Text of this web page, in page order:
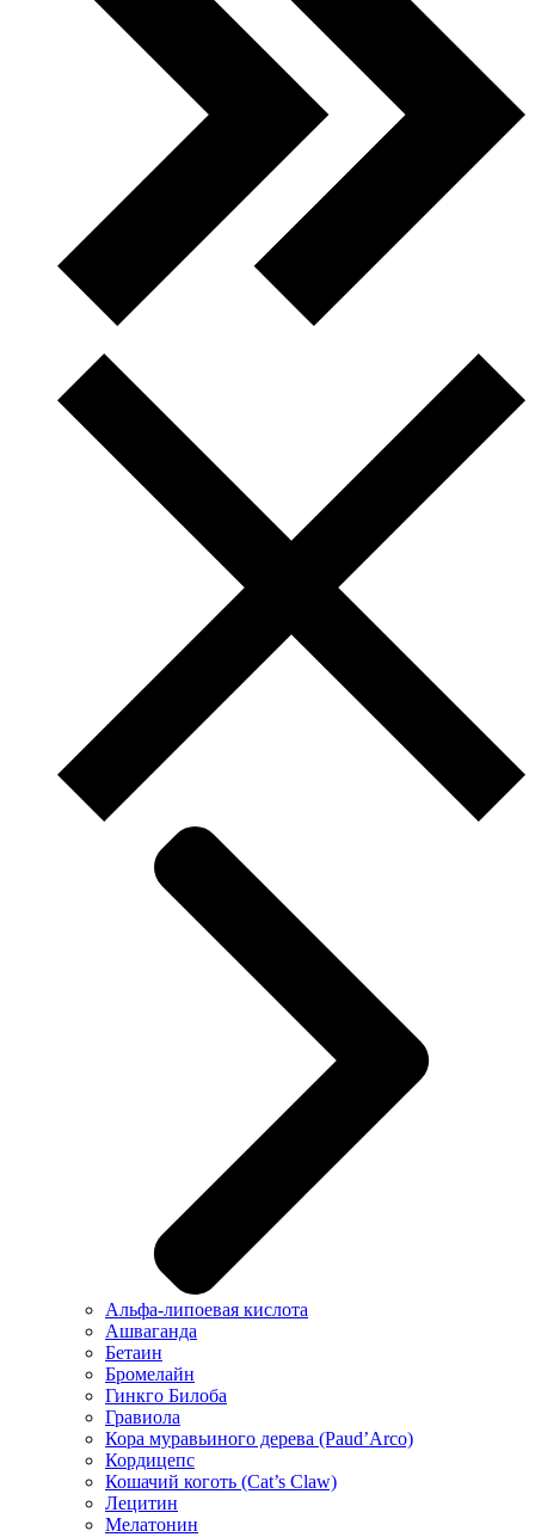
Альфа-липоевая кислота
Ашваганда
Бетаин
Бромелайн
Гинкго Билоба
Гравиола
Кора муравьиного дерева (Paud’Arco)
Кордицепс
Кошачий коготь (Cat’s Claw)
Лецитин
Мелатонин